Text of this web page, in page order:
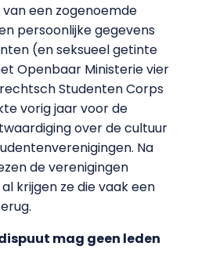
een zogenoemde
persoonlijke gegevens
(en seksueel getinte
Openbaar Ministerie vier
Studenten Corps
vorig jaar voor de
over de cultuur
Na
de verenigingen
krijgen ze die vaak een
mag geen leden